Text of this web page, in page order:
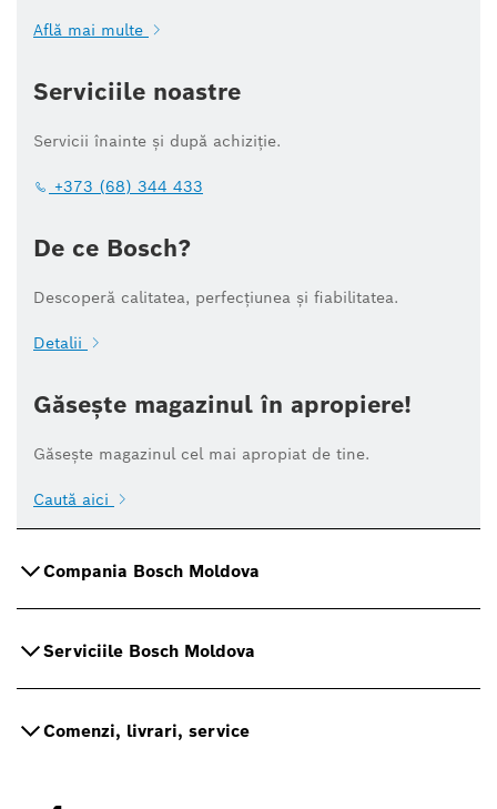
Află mai multe
Serviciile noastre
Servicii înainte și după achiziție.
+373 (68) 344 433
De ce Bosch?
Descoperă calitatea, perfecțiunea și fiabilitatea.
Detalii
Găsește magazinul în apropiere!
Găsește magazinul cel mai apropiat de tine.
Caută aici
Compania Bosch Moldova
Serviciile Bosch Moldova
Comenzi, livrari, service